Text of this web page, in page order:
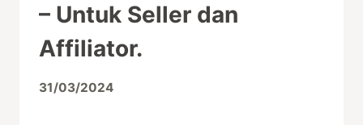
– Untuk Seller dan
Affiliator.
31/03/2024